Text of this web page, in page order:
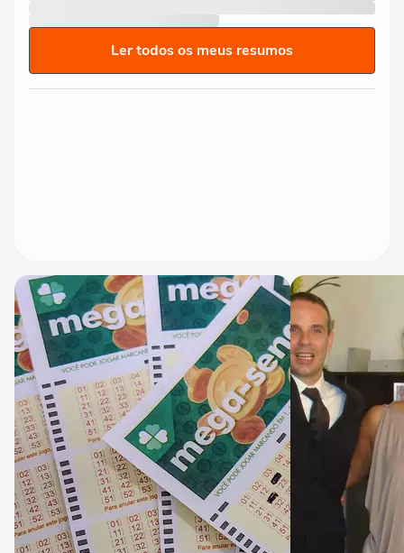
Ler todos os meus resumos